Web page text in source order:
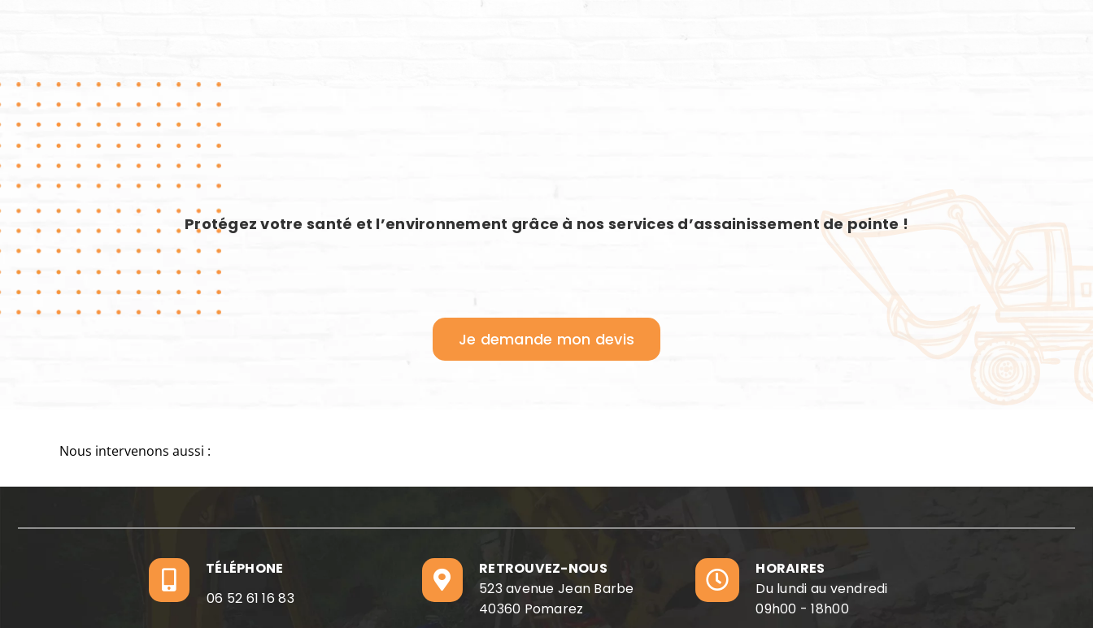
Protégez votre santé et l’environnement grâce à nos services d’assainissement de pointe !
Je demande mon devis
Nous intervenons aussi :
TÉLÉPHONE
06 52 61 16 83
RETROUVEZ-NOUS
523 avenue Jean Barbe
40360 Pomarez
HORAIRES
Du lundi au vendredi
09h00 - 18h00